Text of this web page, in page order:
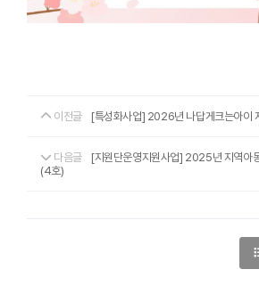
이전글 [특성화사업] 2026년 나답게크는아이
다음글
[지원단운영지원사업] 2025년 지역아
(4호)